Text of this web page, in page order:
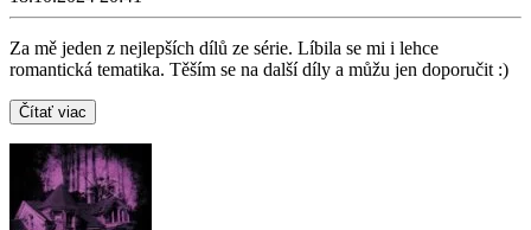
Za mě jeden z nejlepších dílů ze série. Líbila se mi i lehce
romantická tematika. Těším se na další díly a můžu jen doporučit :)
Čítať viac